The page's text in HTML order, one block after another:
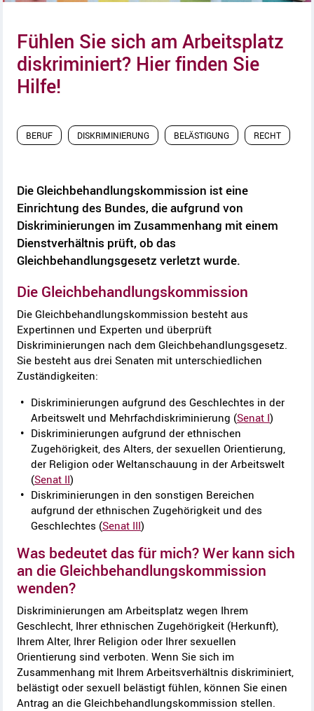
Fühlen Sie sich am Arbeitsplatz
diskriminiert? Hier finden Sie
Hilfe!
BERUF DISKRIMINIERUNG BELÄSTIGUNG RECHT
Die Gleichbehandlungskommission ist eine
Einrichtung des Bundes, die aufgrund von
Diskriminierungen im Zusammenhang mit einem
Dienstverhältnis prüft, ob das
Gleichbehandlungsgesetz verletzt wurde.
Die Gleichbehandlungskommission
Die Gleichbehandlungskommission besteht aus
Expertinnen und Experten und überprüft
Diskriminierungen nach dem Gleichbehandlungsgesetz.
Sie besteht aus drei Senaten mit unterschiedlichen
Zuständigkeiten:
Diskriminierungen aufgrund des Geschlechtes in der
Arbeitswelt und Mehrfachdiskriminierung (Senat I)
Diskriminierungen aufgrund der ethnischen
Zugehörigkeit, des Alters, der sexuellen Orientierung,
der Religion oder Weltanschauung in der Arbeitswelt
(Senat II)
Diskriminierungen in den sonstigen Bereichen
aufgrund der ethnischen Zugehörigkeit und des
Geschlechtes (Senat III)
Was bedeutet das für mich? Wer kann sich
an die Gleichbehandlungskommission
wenden?
Diskriminierungen am Arbeitsplatz wegen Ihrem
Geschlecht, Ihrer ethnischen Zugehörigkeit (Herkunft),
Ihrem Alter, Ihrer Religion oder Ihrer sexuellen
Orientierung sind verboten. Wenn Sie sich im
Zusammenhang mit Ihrem Arbeitsverhältnis diskriminiert,
belästigt oder sexuell belästigt fühlen, können Sie einen
Antrag an die Gleichbehandlungskommission stellen.